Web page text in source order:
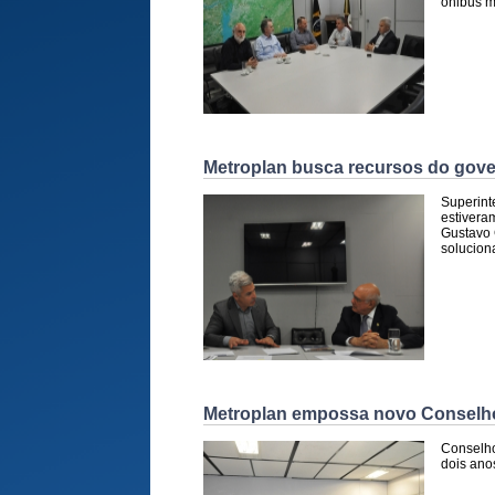
Metroplan busca recursos do
Gustavo
Metroplan empossa novo
dois